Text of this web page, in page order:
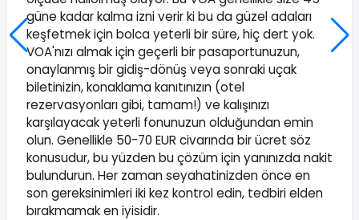
güne kadar kalma izni verir ki bu da güzel adaları
keşfetmek için bolca yeterli bir süre, hiç dert yok.
VOA'nızı almak için geçerli bir pasaportunuzun,
onaylanmış bir gidiş-dönüş veya sonraki uçak
biletinizin, konaklama kanıtınızın (otel
rezervasyonları gibi, tamam!) ve kalışınızı
karşılayacak yeterli fonunuzun olduğundan emin
olun. Genellikle 50-70 EUR civarında bir ücret söz
konusudur, bu yüzden bu çözüm için yanınızda nakit
bulundurun. Her zaman seyahatinizden önce en
son gereksinimleri iki kez kontrol edin, tedbiri elden
bırakmamak en iyisidir.